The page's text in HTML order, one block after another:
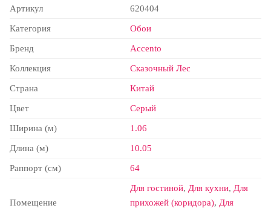
Артикул 620404
Категория Обои
Бренд Accento
Коллекция Сказочный Лес
Страна Китай
Цвет Серый
Ширина (м) 1.06
Длина (м) 10.05
Раппорт (см) 64
Помещение
Для гостиной, Для кухни, Для
прихожей (коридора), Для